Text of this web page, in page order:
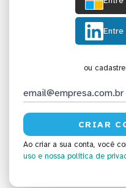
Entre
ou
Ao criar a sua conta, você
uso e nossa política de